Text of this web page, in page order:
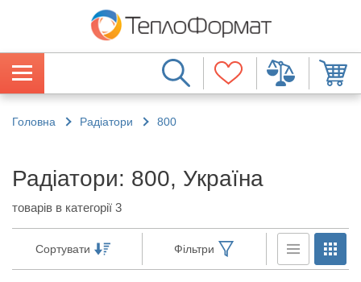
Головна Радіатори 800
Радіатори: 800, Україна
товарів в категорії 3
Сортувати Фільтри